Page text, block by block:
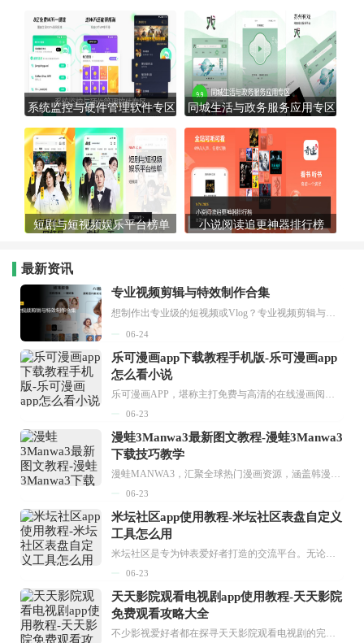
系统监控与硬件管理软件专区 同城生活与政务服务应用专区
短剧与短视频娱乐平台榜单 小说阅读追更神器排行榜
最新资讯
专业视频剪辑与特效制作合集
想制作出专业级的短视频或Vlog？专业视频剪辑与特效制作大全专题为你提供了从剪辑、抠像到特效包装的全套解决方案。无论是添加炫酷的片头、进行精准的视频抠图，还是制...
06-24
乐可漫画app下载教程手机版-乐可漫画app
怎么看小说
乐可漫画APP，堪称主打免费与高清的在线漫画阅读神器。其官方版提供海量完整版漫画资源，无论是国内漫画，还是日漫、韩漫、台漫、美漫等国外漫画，应有尽有，随时供你阅读。只需轻点一下，便能直接进入阅读界面。不仅如此，乐可漫画最新版本更新速度极快，在这里，你总能抢先看到全网一手漫画章节内容！...
06-23
漫蛙3Manwa3最新图文教程-漫蛙3Manwa3
下载技巧教学
漫蛙MANWA3，汇聚全球热门漫画资源，涵盖韩漫、欧美漫画、国漫等多种类型，题材丰富多样，全方位满足用户阅读喜好。它不仅是阅读平台，更是创作平台，为广大用户打造零门槛创作环境。...
06-23
米坛社区app使用教程-米坛社区表盘自定义
工具怎么用
米坛社区是专为钟表爱好者打造的交流平台。无论你是初涉钟表领域的普通爱好者，还是拥有多年收藏经验的资深玩家，都能在此找到属于自己的天地。 无需注册，就能轻松参与其中。通过专业的讨论论坛与丰富的交互功能，你可与世界各地的钟表爱好者畅快交流。若你钟情于钟表，米坛社区无疑是值得一试的理想之选。在这里，你能获取最新的手表资讯，交流见解，提升鉴赏品味，让每一块手表都成为收藏故事中重要的一部分。感兴趣的朋友，不要错过下载机会。...
06-23
天天影院观看电视剧app使用教程-天天影院
免费观看攻略大全
不少影视爱好者都在探寻天天影院观看电视剧的完整方法，结合最新平台使用规则，本篇新手入门攻略全面讲解观看渠道、检索流程、播放设置以及画面模式调整等实用内容。全文适配手机、电脑等主流设备，步骤简洁易懂，无论是初次使用的新手，还是想要优化观影体验的用户，都能参照内容快速上手，熟练掌握平台各项操作技巧，轻松畅享影视内容。...